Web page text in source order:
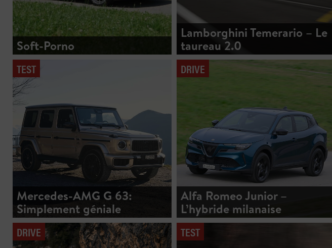
Soft-Porno
Lamborghini Temerario – Le
taureau 2.0
TEST
Mercedes-AMG G 63:
Simplement géniale
DRIVE
Alfa Romeo Junior –
L’hybride milanaise
DRIVE TEST